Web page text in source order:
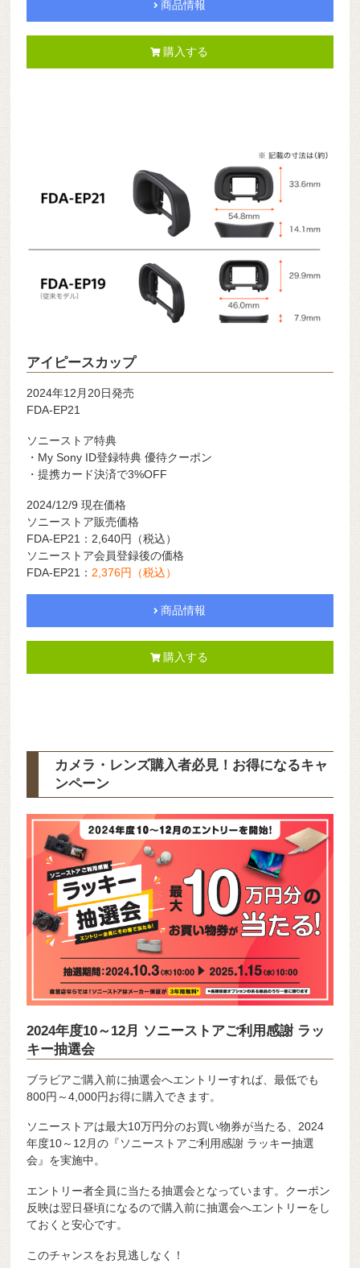
商品情報
購入する
アイピースカップ
2024年12月20日発売
FDA-EP21
ソニーストア特典
・My Sony ID登録特典 優待クーポン
・提携カード決済で3%OFF
2024/12/9 現在価格
ソニーストア販売価格
FDA-EP21：2,640円（税込）
ソニーストア会員登録後の価格
FDA-EP21： 2,376円（税込）
商品情報
購入する
カメラ・レンズ購入者必見！お得になるキャ
ンペーン
2024年度10～12月 ソニーストアご利用感謝 ラッ
キー抽選会
ブラビアご購入前に抽選会へエントリーすれば、最低でも
800円～4,000円お得に購入できます。
ソニーストアは最大10万円分のお買い物券が当たる、2024
年度10～12月の『ソニーストアご利用感謝 ラッキー抽選
会』を実施中。
エントリー者全員に当たる抽選会となっています。クーポン
反映は翌日昼頃になるので購入前に抽選会へエントリーをし
ておくと安心です。
このチャンスをお見逃しなく！